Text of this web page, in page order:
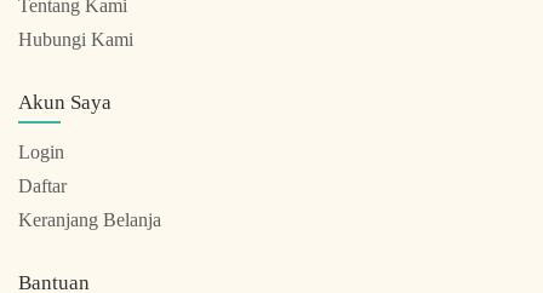
Tentang Kami
Hubungi Kami
Akun Saya
Login
Daftar
Keranjang Belanja
Bantuan